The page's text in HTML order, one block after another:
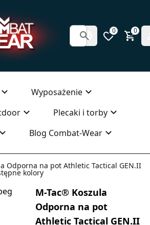
0 0
Wyposażenie
Plecaki i torby
Blog Combat-Wear
Odporna na pot Athletic Tactical GEN.II
kolory
M-Tac® Koszula
Odporna na pot
Athletic Tactical GEN.II